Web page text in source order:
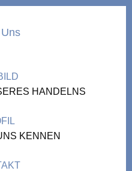
HANDELNS
KENNEN